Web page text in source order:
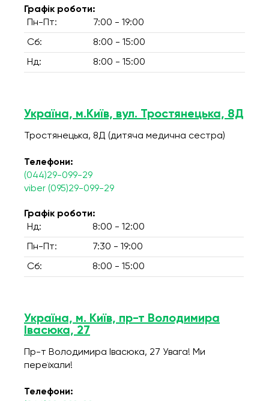
Графік роботи:
Пн-Пт:
7:00 - 19:00
Сб: 8:00 - 15:00
Нд: 8:00 - 15:00
Україна, м.Київ, вул. Тростянецька, 8Д
Тростянецька, 8Д (дитяча медична сестра)
Телефони:
(044)29-099-29
viber (095)29-099-29
Графік роботи:
Нд:
8:00 - 12:00
Пн-Пт: 7:30 - 19:00
Сб: 8:00 - 15:00
Україна, м. Київ, пр-т Володимира
Івасюка, 27
Пр-т Володимира Івасюка, 27 Увага! Ми
переїхали!
Телефони: